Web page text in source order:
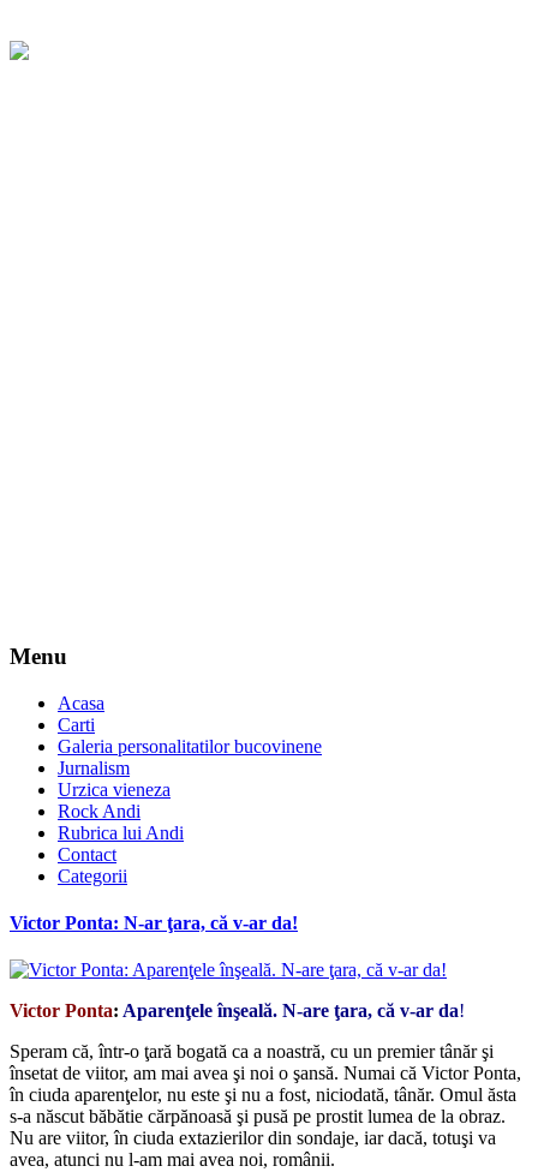
Menu
Acasa
Carti
Galeria personalitatilor bucovinene
Jurnalism
Urzica vieneza
Rock Andi
Rubrica lui Andi
Contact
Categorii
Victor Ponta: N-ar ţara, că v-ar da!
Victor Ponta: Aparenţele înşeală. N-are ţara, că v-ar da!
Speram că, într-o ţară bogată ca a noastră, cu un premier tânăr şi
însetat de viitor, am mai avea şi noi o şansă. Numai că Victor Ponta,
în ciuda aparenţelor, nu este şi nu a fost, niciodată, tânăr. Omul ăsta
s-a născut băbătie cărpănoasă şi pusă pe prostit lumea de la obraz.
Nu are viitor, în ciuda extazierilor din sondaje, iar dacă, totuşi va
avea, atunci nu l-am mai avea noi, românii.